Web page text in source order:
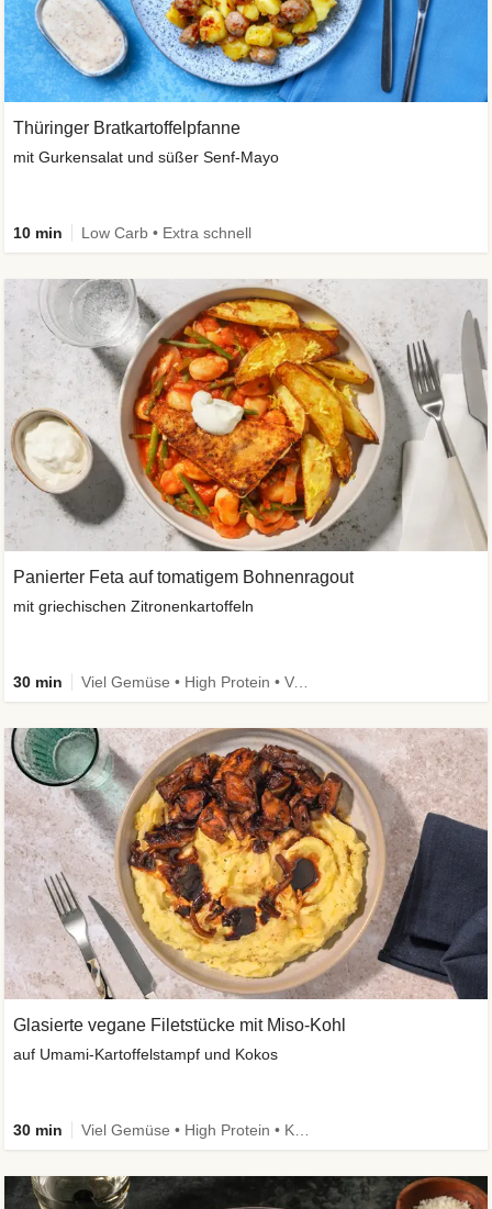
Thüringer Bratkartoffelpfanne
mit Gurkensalat und süßer Senf-Mayo
10 min Low Carb • Extra schnell
Panierter Feta auf tomatigem Bohnenragout
mit griechischen Zitronenkartoffeln
30 min Viel Gemüse • High Protein • Vegetarisch
Glasierte vegane Filetstücke mit Miso-Kohl
auf Umami-Kartoffelstampf und Kokos
30 min